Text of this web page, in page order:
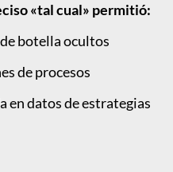
«tal cual» permitió:
botella ocultos
de procesos
en datos de estrategias